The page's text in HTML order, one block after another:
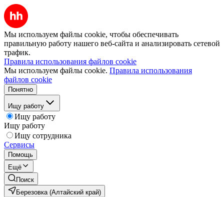
Мы используем файлы cookie, чтобы обеспечивать
правильную работу нашего веб-сайта и анализировать сетевой
трафик.
Правила использования файлов cookie
Мы используем файлы cookie. Правила использования
файлов cookie
Понятно
Ищу работу
Ищу работу
Ищу работу
Ищу сотрудника
Сервисы
Помощь
Ещё
Поиск
Березовка (Алтайский край)